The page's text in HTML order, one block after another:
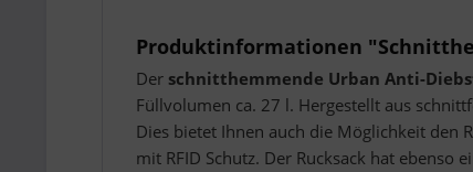
Produktinformationen
Der schnitthemmende Urban Anti-
Füllvolumen ca. 27 l. Hergestellt aus
Dies bietet Ihnen auch die Möglichkeit den
mit RFID Schutz. Der Rucksack hat ebenso